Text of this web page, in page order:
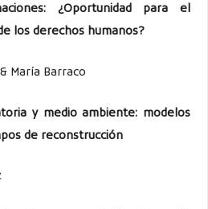
¿Oportunidad para el
los derechos humanos?
María Barraco
y medio ambiente: modelos
de reconstrucción